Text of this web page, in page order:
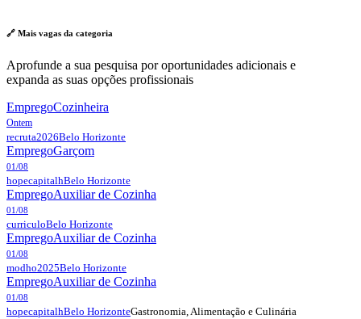
🔗 Mais vagas da categoria
Aprofunde a sua pesquisa por oportunidades adicionais e
expanda as suas opções profissionais
EmpregoCozinheira
Ontem
recruta2026Belo Horizonte
EmpregoGarçom
01/08
hopecapitalhBelo Horizonte
EmpregoAuxiliar de Cozinha
01/08
curriculoBelo Horizonte
EmpregoAuxiliar de Cozinha
01/08
modho2025Belo Horizonte
EmpregoAuxiliar de Cozinha
01/08
hopecapitalhBelo HorizonteGastronomia, Alimentação e Culinária